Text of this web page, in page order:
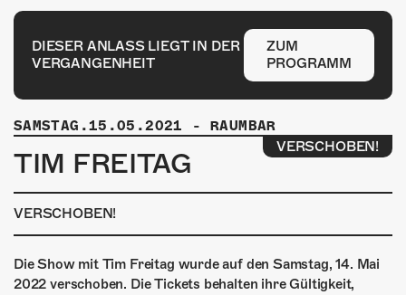
KONTAKT
ÜBER UNS
SHOP
MITMACHEN
DIESER ANLASS LIEGT IN DER
VERGANGENHEIT
ZUM
PROGRAMM
SAMSTAG.15.05.2021 - RAUMBAR
TIM FREITAG VERSCHOBEN!
VERSCHOBEN!
Die Show mit Tim Freitag wurde auf den Samstag, 14. Mai
2022 verschoben. Die Tickets behalten ihre Gültigkeit,